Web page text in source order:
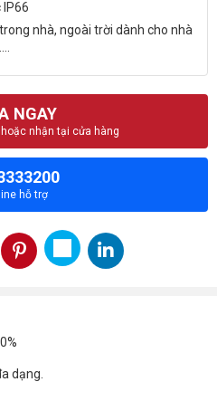
nhà, ngoài trời dành cho nhà
NGAY
nhận tại cửa hàng
hỗ trợ
dạng.